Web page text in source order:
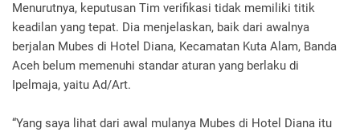
Menurutnya, keputusan Tim verifikasi tidak memiliki titik
keadilan yang tepat. Dia menjelaskan, baik dari awalnya
berjalan Mubes di Hotel Diana, Kecamatan Kuta Alam, Banda
Aceh belum memenuhi standar aturan yang berlaku di
Ipelmaja, yaitu Ad/Art.
“Yang saya lihat dari awal mulanya Mubes di Hotel Diana itu